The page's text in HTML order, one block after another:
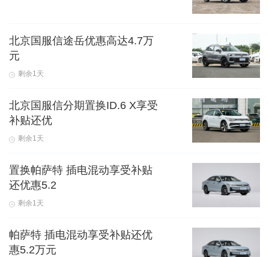
北京国服信途岳优惠高达4.7万
元
剩余1天
北京国服信分期置换ID.6 X享受
补贴还优
剩余1天
置换帕萨特 插电混动享受补贴
还优惠5.2
剩余1天
帕萨特 插电混动享受补贴还优
惠5.2万元